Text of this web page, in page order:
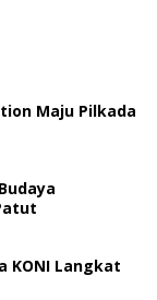
Maju Pilkada
KONI Langkat